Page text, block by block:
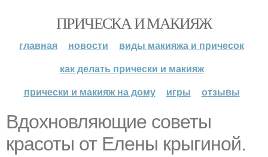
ПРИЧЕСКА И МАКИЯЖ
главная новости
виды макияжа и причесок
как делать прически и макияж
прически и макияж на дому
игры отзывы
Вдохновляющие советы
красоты от Елены крыгиной.